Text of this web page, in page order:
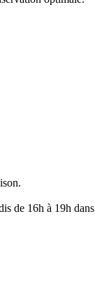
de 16h à 19h